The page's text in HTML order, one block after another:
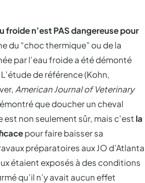
froide n’est PAS dangereuse pour
du “choc thermique” ou de la
par l’eau froide a été démonté
de référence (Kohn,
American Journal of Veterinary
que doucher un cheval
est non seulement sûr, mais c’est la
pour faire baisser sa
préparatoires aux JO d’Atlanta
étaient exposés à des conditions
qu’il n’y avait aucun effet